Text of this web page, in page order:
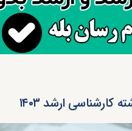
کارشناسی ارشد ۱۴۰۳